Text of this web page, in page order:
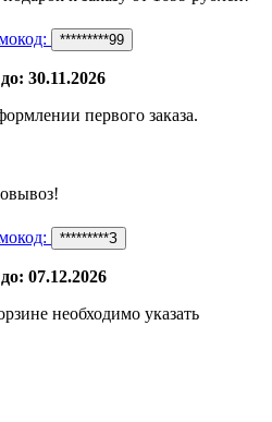
*********99
30.11.2026
первого заказа.
*********З
07.12.2026
необходимо указать